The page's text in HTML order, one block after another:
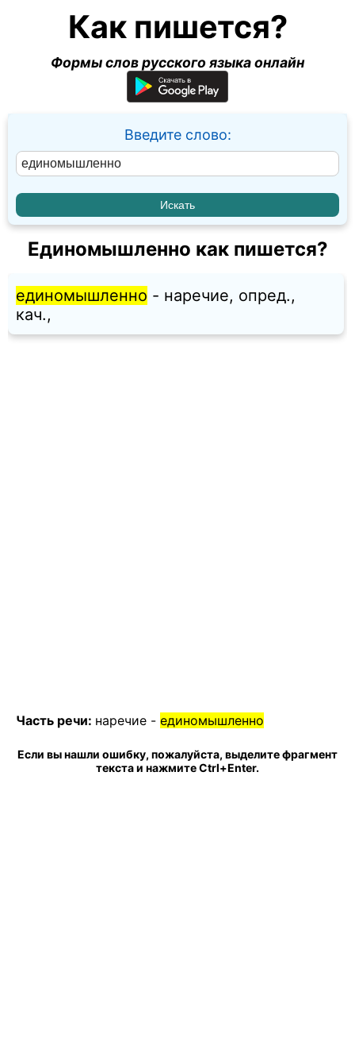
Как пишется?
Формы слов русского языка онлайн
Введите слово:
Единомышленно как пишется?
единомышленно - наречие, опред.,
кач.,
Часть речи: наречие - единомышленно
Если вы нашли ошибку, пожалуйста, выделите фрагмент
текста и нажмите Ctrl+Enter.